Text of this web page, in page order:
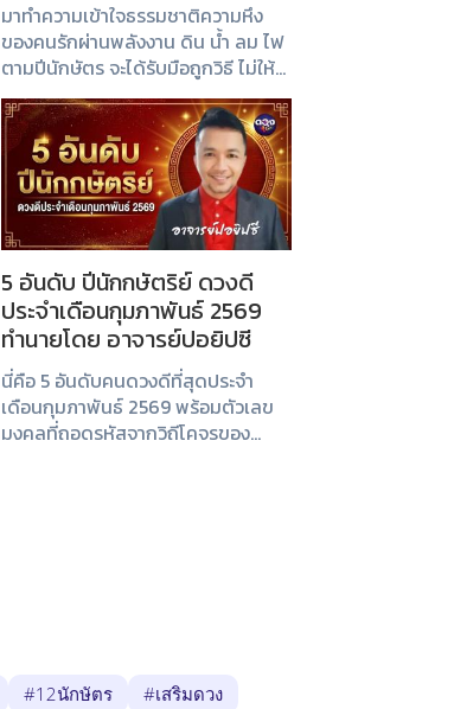
มาทำความเข้าใจธรรมชาติความหึง
ของคนรักผ่านพลังงาน ดิน น้ำ ลม ไฟ
ตามปีนักษัตร จะได้รับมือถูกวิธี ไม่ให้
ความสัมพันธ์ต้องพัง! พี่หมอกิฟท์สรุป
มาให้ครบทุกธาตุแล้วที่นี่ค่ะ
5 อันดับ ปีนักกษัตริย์ ดวงดี
ประจำเดือนกุมภาพันธ์ 2569
ทำนายโดย อาจารย์ปอยิปซี
นี่คือ 5 อันดับคนดวงดีที่สุดประจำ
เดือนกุมภาพันธ์ 2569 พร้อมตัวเลข
มงคลที่ถอดรหัสจากวิถีโคจรของ
#12นักษัตร
#เสริมดวง